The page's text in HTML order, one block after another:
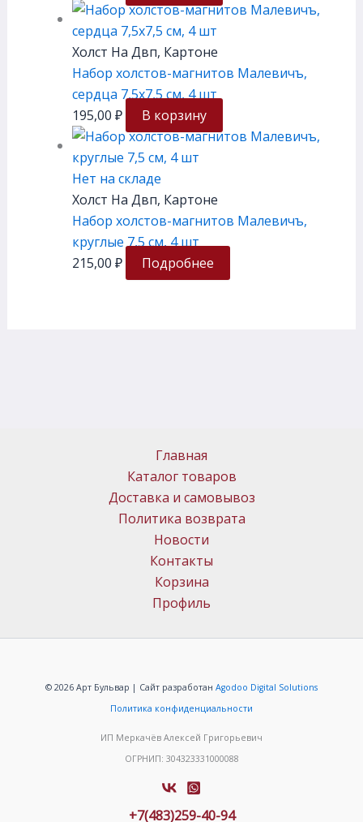
Холст На Двп, Картоне
Набор холстов-магнитов Малевичъ,
сердца 7,5х7,5 см, 4 шт
195,00 ₽ В корзину
Нет на складе
Холст На Двп, Картоне
Набор холстов-магнитов Малевичъ,
круглые 7,5 см, 4 шт
215,00 ₽ Подробнее
Главная
Каталог товаров
Доставка и самовывоз
Политика возврата
Новости
Контакты
Корзина
Профиль
© 2026 Арт Бульвар | Сайт разработан Agodoo Digital Solutions
Политика конфиденциальности
ИП Меркачёв Алексей Григорьевич
ОГРНИП: 304323331000088
+7(483)259-40-94